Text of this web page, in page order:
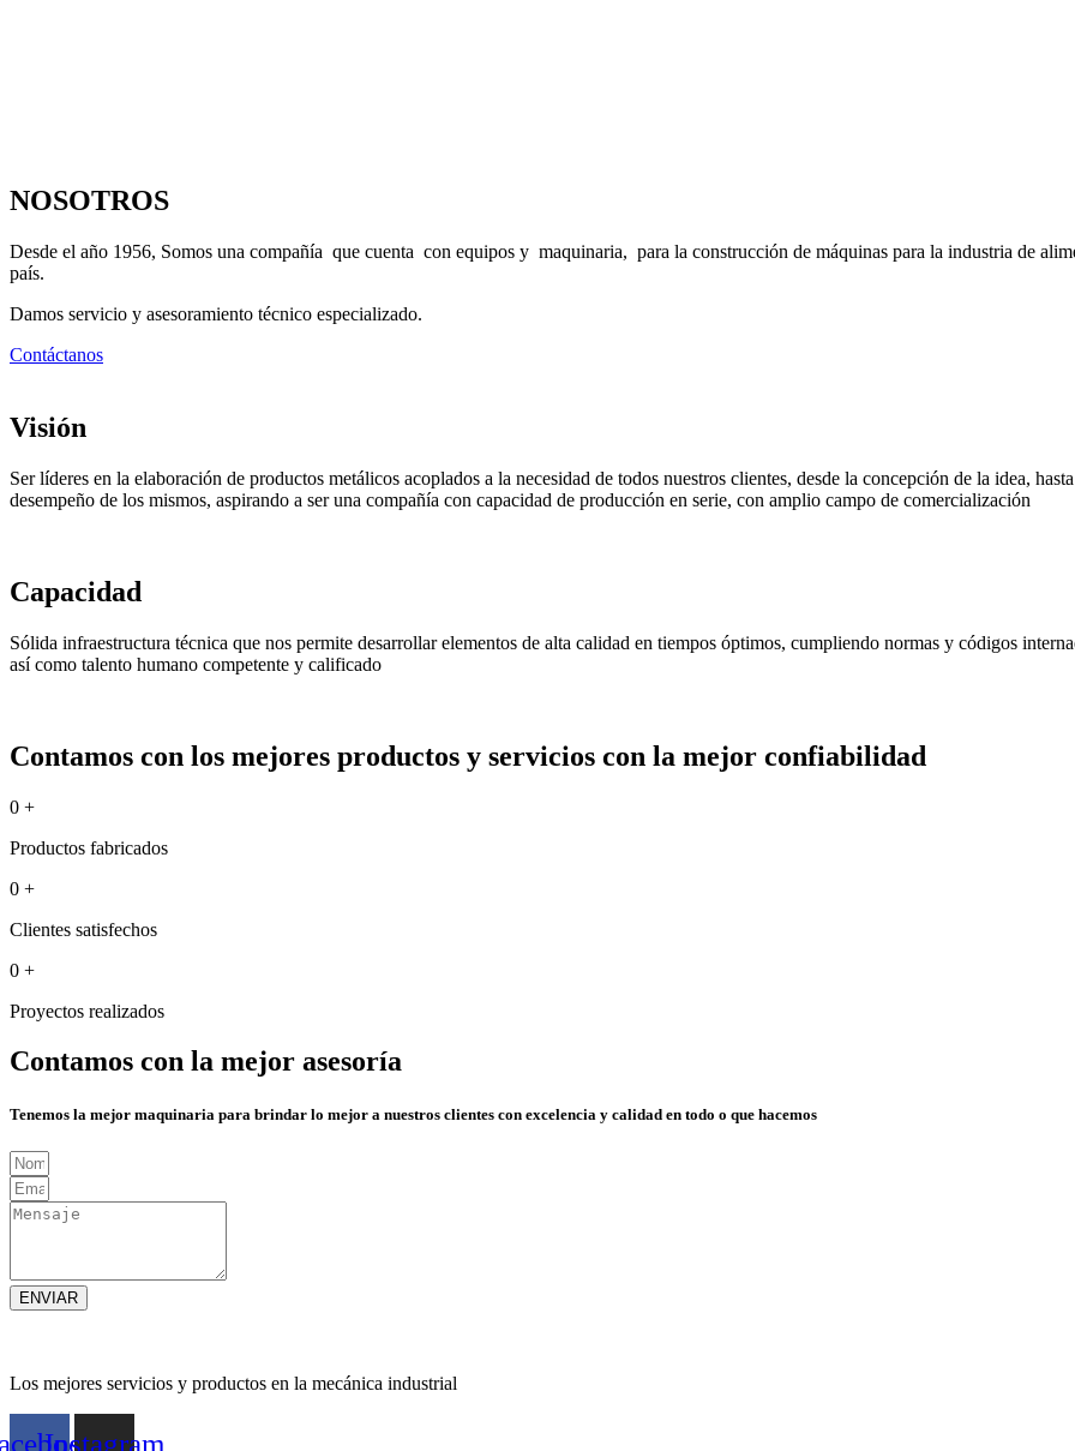
NOSOTROS
Desde el año 1956, Somos una compañía que cuenta con equipos y maquinaria, para la construcción de máquinas para la industria de
país.
Damos servicio y asesoramiento técnico especializado.
Contáctanos
Visión
Ser líderes en la elaboración de productos metálicos acoplados a la necesidad de todos nuestros clientes, desde la concepción de la idea,
desempeño de los mismos, aspirando a ser una compañía con capacidad de producción en serie, con amplio campo de comercialización
Capacidad
Sólida infraestructura técnica que nos permite desarrollar elementos de alta calidad en tiempos óptimos, cumpliendo normas y códigos
así como talento humano competente y calificado
Contamos con los mejores productos y servicios con la mejor confiabilidad
0 +
Productos fabricados
0 +
Clientes satisfechos
0 +
Proyectos realizados
Contamos con la mejor asesoría
Tenemos la mejor maquinaria para brindar lo mejor a nuestros clientes con excelencia y calidad en todo o que hacemos
ENVIAR
Los mejores servicios y productos en la mecánica industrial
Instagram